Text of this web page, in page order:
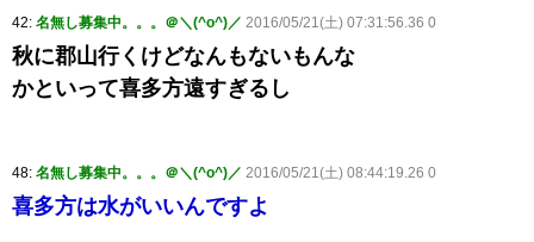
42: 名無し募集中。。。＠＼(^o^)／ 2016/05/21(土) 07:31:56.36 0
秋に郡山行くけどなんもないもんな
かといって喜多方遠すぎるし
48: 名無し募集中。。。＠＼(^o^)／ 2016/05/21(土) 08:44:19.26 0
喜多方は水がいいんですよ